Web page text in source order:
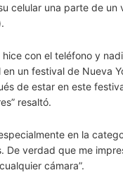
celular una parte de
con el teléfono y
un festival de Nueva
de estar en este
resaltó.
en la
verdad que me
cámara”.